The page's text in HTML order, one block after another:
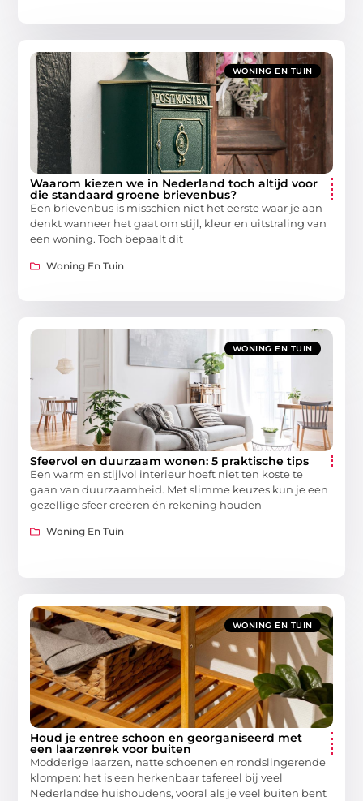
WONING EN TUIN
Waarom kiezen we in Nederland toch altijd voor
die standaard groene brievenbus?
Een brievenbus is misschien niet het eerste waar je aan
denkt wanneer het gaat om stijl, kleur en uitstraling van
een woning. Toch bepaalt dit
Woning En Tuin
WONING EN TUIN
Sfeervol en duurzaam wonen: 5 praktische tips
Een warm en stijlvol interieur hoeft niet ten koste te
gaan van duurzaamheid. Met slimme keuzes kun je een
gezellige sfeer creëren én rekening houden
Woning En Tuin
WONING EN TUIN
Houd je entree schoon en georganiseerd met
een laarzenrek voor buiten
Modderige laarzen, natte schoenen en rondslingerende
klompen: het is een herkenbaar tafereel bij veel
Nederlandse huishoudens, vooral als je veel buiten bent